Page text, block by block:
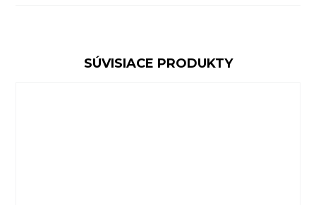
SÚVISIACE PRODUKTY